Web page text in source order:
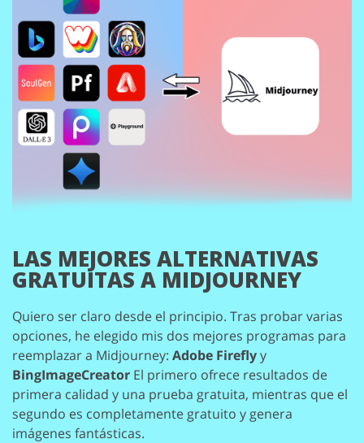
LAS MEJORES ALTERNATIVAS
GRATUITAS A MIDJOURNEY
Quiero ser claro desde el principio. Tras probar varias
opciones, he elegido mis dos mejores programas para
reemplazar a Midjourney: Adobe Fireflyy
BingImageCreator El primero ofrece resultados de
primera calidad y una prueba gratuita, mientras que el
segundo es completamente gratuito y genera
imágenes fantásticas.